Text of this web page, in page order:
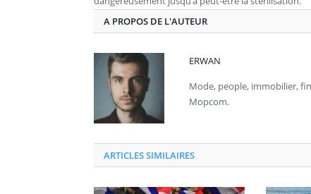
A PROPOS DE L'AUTEUR
ERWAN
Mode, people, immobilier,
Mopcom.
ARTICLES SIMILAIRES